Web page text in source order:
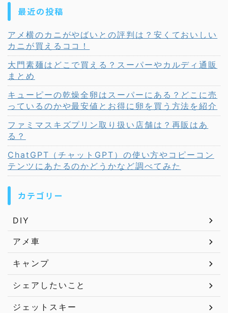
最近の投稿
アメ横のカニがやばいとの評判は？安くておいしい
カニが買えるココ！
大門素麺はどこで買える？スーパーやカルディ通販
まとめ
キューピーの乾燥全卵はスーパーにある？どこに売
っているのかや最安値とお得に卵を買う方法を紹介
ファミマスキズプリン取り扱い店舗は？再販はあ
る？
ChatGPT（チャットGPT）の使い方やコピーコン
テンツにあたるのかどうかなど調べてみた
カテゴリー
DIY
アメ車
キャンプ
シェアしたいこと
ジェットスキー